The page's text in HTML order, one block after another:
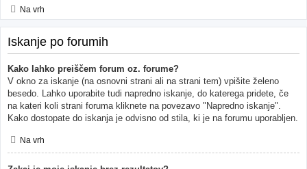
Na vrh
Iskanje po forumih
Kako lahko preiščem forum oz. forume?
V okno za iskanje (na osnovni strani ali na strani tem) vpišite želeno
besedo. Lahko uporabite tudi napredno iskanje, do katerega pridete, če
na kateri koli strani foruma kliknete na povezavo "Napredno iskanje".
Kako dostopate do iskanja je odvisno od stila, ki je na forumu uporabljen.
Na vrh